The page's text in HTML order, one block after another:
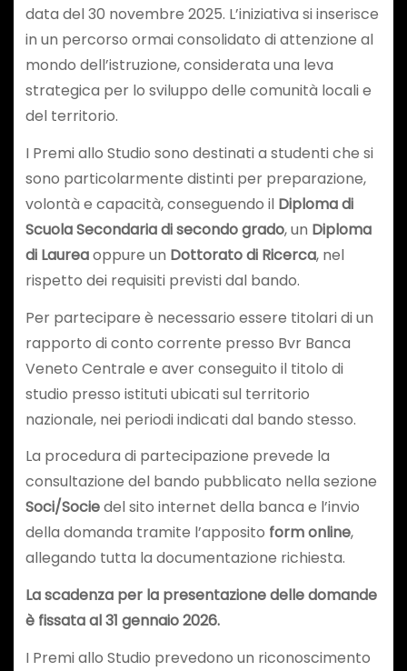
data del 30 novembre 2025. L’iniziativa si inserisce
in un percorso ormai consolidato di attenzione al
mondo dell’istruzione, considerata una leva
strategica per lo sviluppo delle comunità locali e
del territorio.
I Premi allo Studio sono destinati a studenti che si
sono particolarmente distinti per preparazione,
volontà e capacità, conseguendo il Diploma di
Scuola Secondaria di secondo grado, un Diploma
di Laureaoppure un Dottorato di Ricerca, nel
rispetto dei requisiti previsti dal bando.
Per partecipare è necessario essere titolari di un
rapporto di conto corrente presso Bvr Banca
Veneto Centrale e aver conseguito il titolo di
studio presso istituti ubicati sul territorio
nazionale, nei periodi indicati dal bando stesso.
La procedura di partecipazione prevede la
consultazione del bando pubblicato nella sezione
Soci/Sociedel sito internet della banca e l’invio
della domanda tramite l’apposito form online,
allegando tutta la documentazione richiesta.
La scadenza per la presentazione delle domande
è fissata al 31 gennaio 2026.
I Premi allo Studio prevedono un riconoscimento